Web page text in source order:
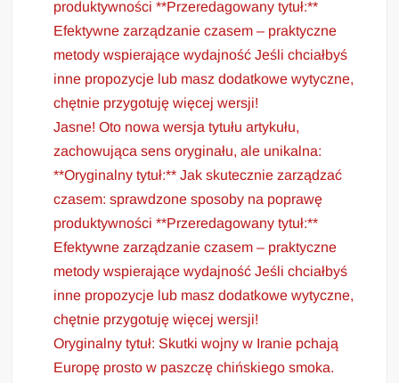
produktywności **Przeredagowany tytuł:**
Efektywne zarządzanie czasem – praktyczne
metody wspierające wydajność Jeśli chciałbyś
inne propozycje lub masz dodatkowe wytyczne,
chętnie przygotuję więcej wersji!
Jasne! Oto nowa wersja tytułu artykułu,
zachowująca sens oryginału, ale unikalna:
**Oryginalny tytuł:** Jak skutecznie zarządzać
czasem: sprawdzone sposoby na poprawę
produktywności **Przeredagowany tytuł:**
Efektywne zarządzanie czasem – praktyczne
metody wspierające wydajność Jeśli chciałbyś
inne propozycje lub masz dodatkowe wytyczne,
chętnie przygotuję więcej wersji!
Oryginalny tytuł: Skutki wojny w Iranie pchają
Europę prosto w paszczę chińskiego smoka.